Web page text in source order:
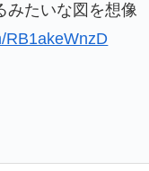
みたいな図を想像
RB1akeWnzD